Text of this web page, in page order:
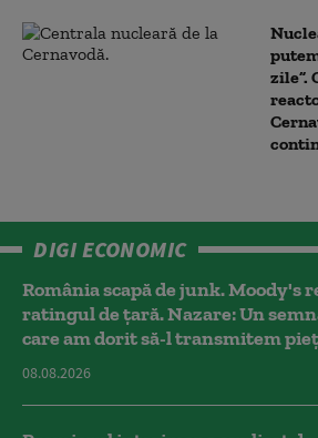
zile”.
DIGI ECONOMIC
România scapă de junk. Moody's
ratingul de țară. Nazare: Un
care am dorit să-l transmitem
08.08.2026